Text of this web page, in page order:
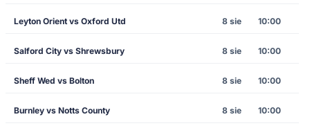
Leyton Orient vs Oxford Utd 8 sie 10:00
Salford City vs Shrewsbury 8 sie 10:00
Sheff Wed vs Bolton 8 sie 10:00
Burnley vs Notts County 8 sie 10:00